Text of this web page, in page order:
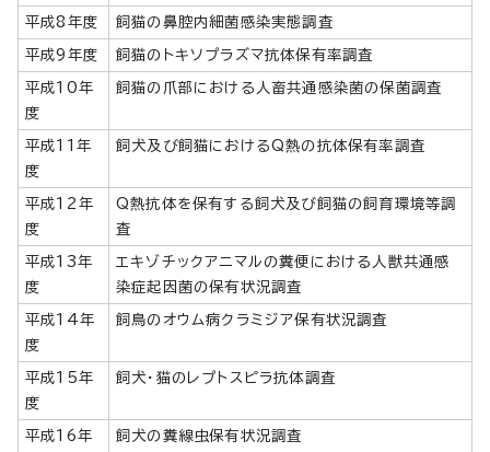
平成8年度 飼猫の鼻腔内細菌感染実態調査
平成9年度 飼猫のトキソプラズマ抗体保有率調査
平成10年
度
飼猫の爪部における人畜共通感染菌の保菌調査
平成11年
度
飼犬及び飼猫におけるQ熱の抗体保有率調査
平成12年
度
Q熱抗体を保有する飼犬及び飼猫の飼育環境等調
査
平成13年
度
エキゾチックアニマルの糞便における人獣共通感
染症起因菌の保有状況調査
平成14年
度
飼鳥のオウム病クラミジア保有状況調査
平成15年
度
飼犬・猫のレプトスピラ抗体調査
平成16年
飼犬の糞線虫保有状況調査